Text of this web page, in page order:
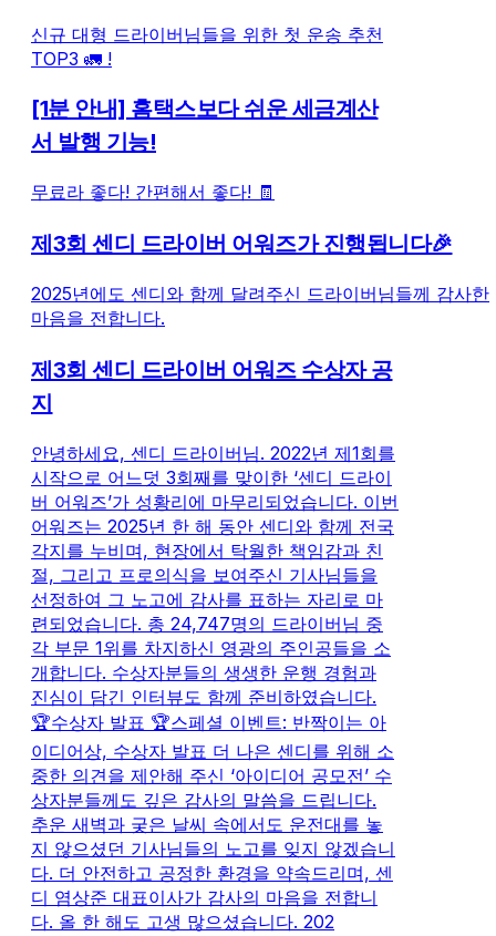
신규 대형 드라이버님들을 위한 첫 운송 추천
TOP3 🚛 !
[1분 안내] 홈택스보다 쉬운 세금계산
서 발행 기능!
무료라 좋다! 간편해서 좋다! 🧾
제3회 센디 드라이버 어워즈가 진행됩니다🎉
2025년에도 센디와 함께 달려주신 드라이버님들께 감사한
마음을 전합니다.
제3회 센디 드라이버 어워즈 수상자 공
지
안녕하세요, 센디 드라이버님. 2022년 제1회를
시작으로 어느덧 3회째를 맞이한 ‘센디 드라이
버 어워즈’가 성황리에 마무리되었습니다. 이번
어워즈는 2025년 한 해 동안 센디와 함께 전국
각지를 누비며, 현장에서 탁월한 책임감과 친
절, 그리고 프로의식을 보여주신 기사님들을
선정하여 그 노고에 감사를 표하는 자리로 마
련되었습니다. 총 24,747명의 드라이버님 중
각 부문 1위를 차지하신 영광의 주인공들을 소
개합니다. 수상자분들의 생생한 운행 경험과
진심이 담긴 인터뷰도 함께 준비하였습니다.
🏆수상자 발표 🏆스페셜 이벤트: 반짝이는 아
이디어상, 수상자 발표 더 나은 센디를 위해 소
중한 의견을 제안해 주신 ‘아이디어 공모전’ 수
상자분들께도 깊은 감사의 말씀을 드립니다.
추운 새벽과 궂은 날씨 속에서도 운전대를 놓
지 않으셨던 기사님들의 노고를 잊지 않겠습니
다. 더 안전하고 공정한 환경을 약속드리며, 센
디 염상준 대표이사가 감사의 마음을 전합니
다. 올 한 해도 고생 많으셨습니다. 202